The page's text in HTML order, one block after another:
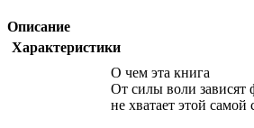
Описание
Характеристики
О чем эта книга
От силы воли зависят
не хватает этой